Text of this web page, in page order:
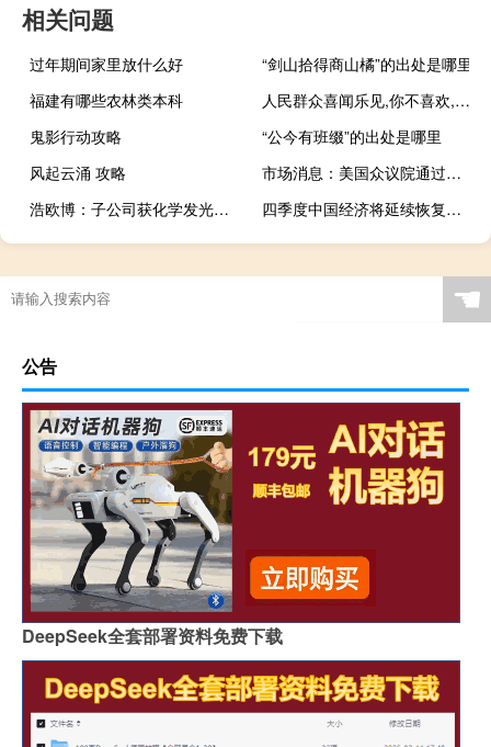
相关问题
过年期间家里放什么好
“剑山拾得商山橘”的出处是哪里
福建有哪些农林类本科
人民群众喜闻乐见,你不喜欢,你算老几什么梗
鬼影行动攻略
“公今有班缀”的出处是哪里
风起云涌 攻略
市场消息：美国众议院通过临时拨法案已移交至参议院
浩欧博：子公司获化学发光平台检测领域2项医疗器械注册证
四季度中国经济将延续恢复向好势头 外资机构纷纷上调增长预期
☚
公告
DeepSeek全套部署资料免费下载